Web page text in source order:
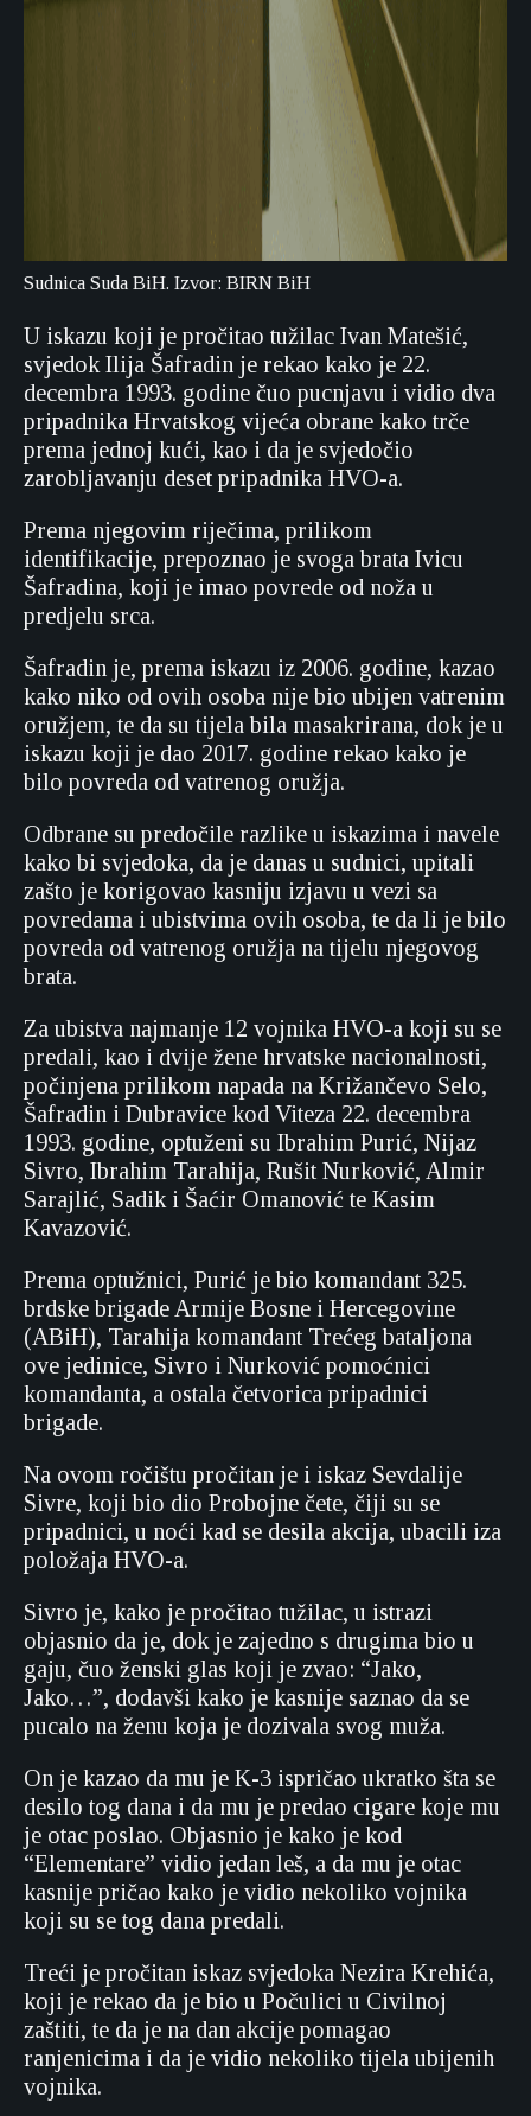
Sudnica Suda BiH. Izvor: BIRN BiH
U iskazu koji je pročitao tužilac Ivan Matešić,
svjedok Ilija Šafradin je rekao kako je 22.
decembra 1993. godine čuo pucnjavu i vidio dva
pripadnika Hrvatskog vijeća obrane kako trče
prema jednoj kući, kao i da je svjedočio
zarobljavanju deset pripadnika HVO-a.
Prema njegovim riječima, prilikom
identifikacije, prepoznao je svoga brata Ivicu
Šafradina, koji je imao povrede od noža u
predjelu srca.
Šafradin je, prema iskazu iz 2006. godine, kazao
kako niko od ovih osoba nije bio ubijen vatrenim
oružjem, te da su tijela bila masakrirana, dok je u
iskazu koji je dao 2017. godine rekao kako je
bilo povreda od vatrenog oružja.
Odbrane su predočile razlike u iskazima i navele
kako bi svjedoka, da je danas u sudnici, upitali
zašto je korigovao kasniju izjavu u vezi sa
povredama i ubistvima ovih osoba, te da li je bilo
povreda od vatrenog oružja na tijelu njegovog
brata.
Za ubistva najmanje 12 vojnika HVO-a koji su se
predali, kao i dvije žene hrvatske nacionalnosti,
počinjena prilikom napada na Križančevo Selo,
Šafradin i Dubravice kod Viteza 22. decembra
1993. godine, optuženi su Ibrahim Purić, Nijaz
Sivro, Ibrahim Tarahija, Rušit Nurković, Almir
Sarajlić, Sadik i Šaćir Omanović te Kasim
Kavazović.
Prema optužnici, Purić je bio komandant 325.
brdske brigade Armije Bosne i Hercegovine
(ABiH), Tarahija komandant Trećeg bataljona
ove jedinice, Sivro i Nurković pomoćnici
komandanta, a ostala četvorica pripadnici
brigade.
Na ovom ročištu pročitan je i iskaz Sevdalije
Sivre, koji bio dio Probojne čete, čiji su se
pripadnici, u noći kad se desila akcija, ubacili iza
položaja HVO-a.
Sivro je, kako je pročitao tužilac, u istrazi
objasnio da je, dok je zajedno s drugima bio u
gaju, čuo ženski glas koji je zvao: “Jako,
Jako…”, dodavši kako je kasnije saznao da se
pucalo na ženu koja je dozivala svog muža.
On je kazao da mu je K-3 ispričao ukratko šta se
desilo tog dana i da mu je predao cigare koje mu
je otac poslao. Objasnio je kako je kod
“Elementare” vidio jedan leš, a da mu je otac
kasnije pričao kako je vidio nekoliko vojnika
koji su se tog dana predali.
Treći je pročitan iskaz svjedoka Nezira Krehića,
koji je rekao da je bio u Počulici u Civilnoj
zaštiti, te da je na dan akcije pomagao
ranjenicima i da je vidio nekoliko tijela ubijenih
vojnika.